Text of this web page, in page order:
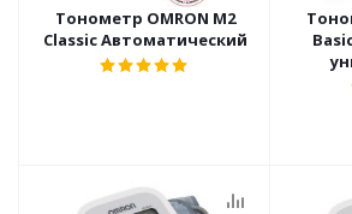
Тонометр OMRON M2
Classic Автоматический